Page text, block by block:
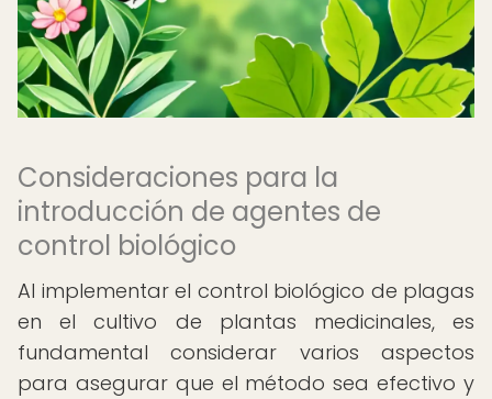
Consideraciones para la
introducción de agentes de
control biológico
Al implementar el control biológico de plagas
en el cultivo de plantas medicinales, es
fundamental considerar varios aspectos
para asegurar que el método sea efectivo y